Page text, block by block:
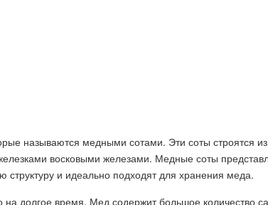
называются медными сотами. Эти соты строятся
восковыми железами. Медные соты
и идеально подходят для хранения меда.
долгое время. Мед содержит большое количество